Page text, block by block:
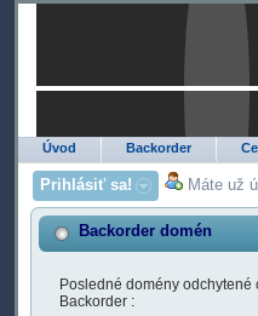
Úvod Backorder
Prihlásiť sa! Máte už
Backorder domén
Posledné domény odchytené
Backorder :